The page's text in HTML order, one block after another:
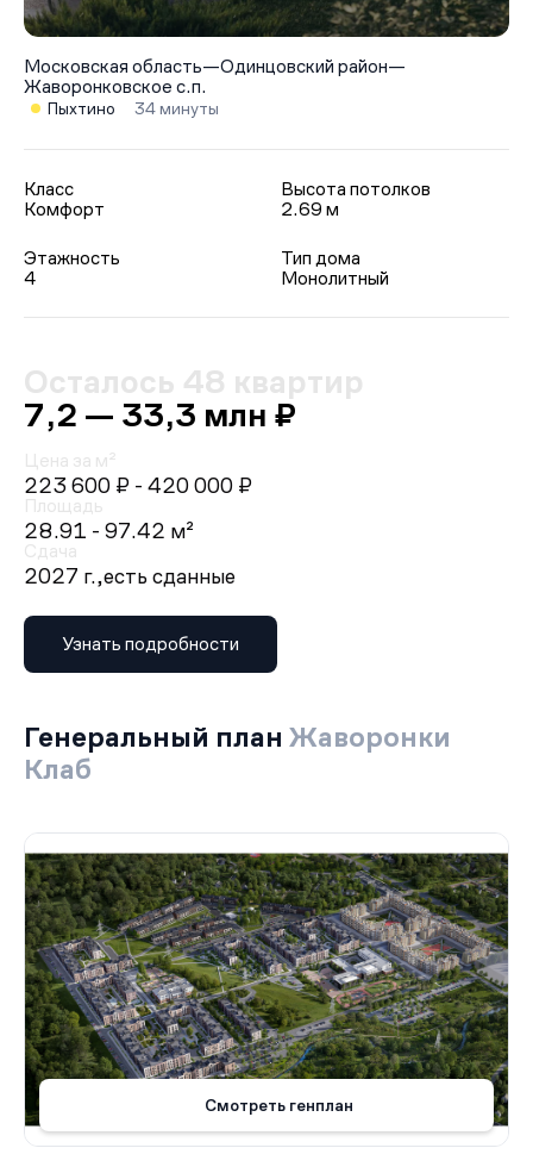
Московская область—Одинцовский район—
Жаворонковское с.п.
Пыхтино 34 минуты
Класс
Комфорт
Высота потолков
2.69 м
Этажность
4
Тип дома
Монолитный
Осталось 48 квартир
7,2 — 33,3 млн ₽
Цена за м²
223 600 ₽ - 420 000 ₽
Площадь
28.91 - 97.42 м²
Сдача
2027 г.,есть сданные
Узнать подробности
Генеральный план Жаворонки
Клаб
Смотреть генплан